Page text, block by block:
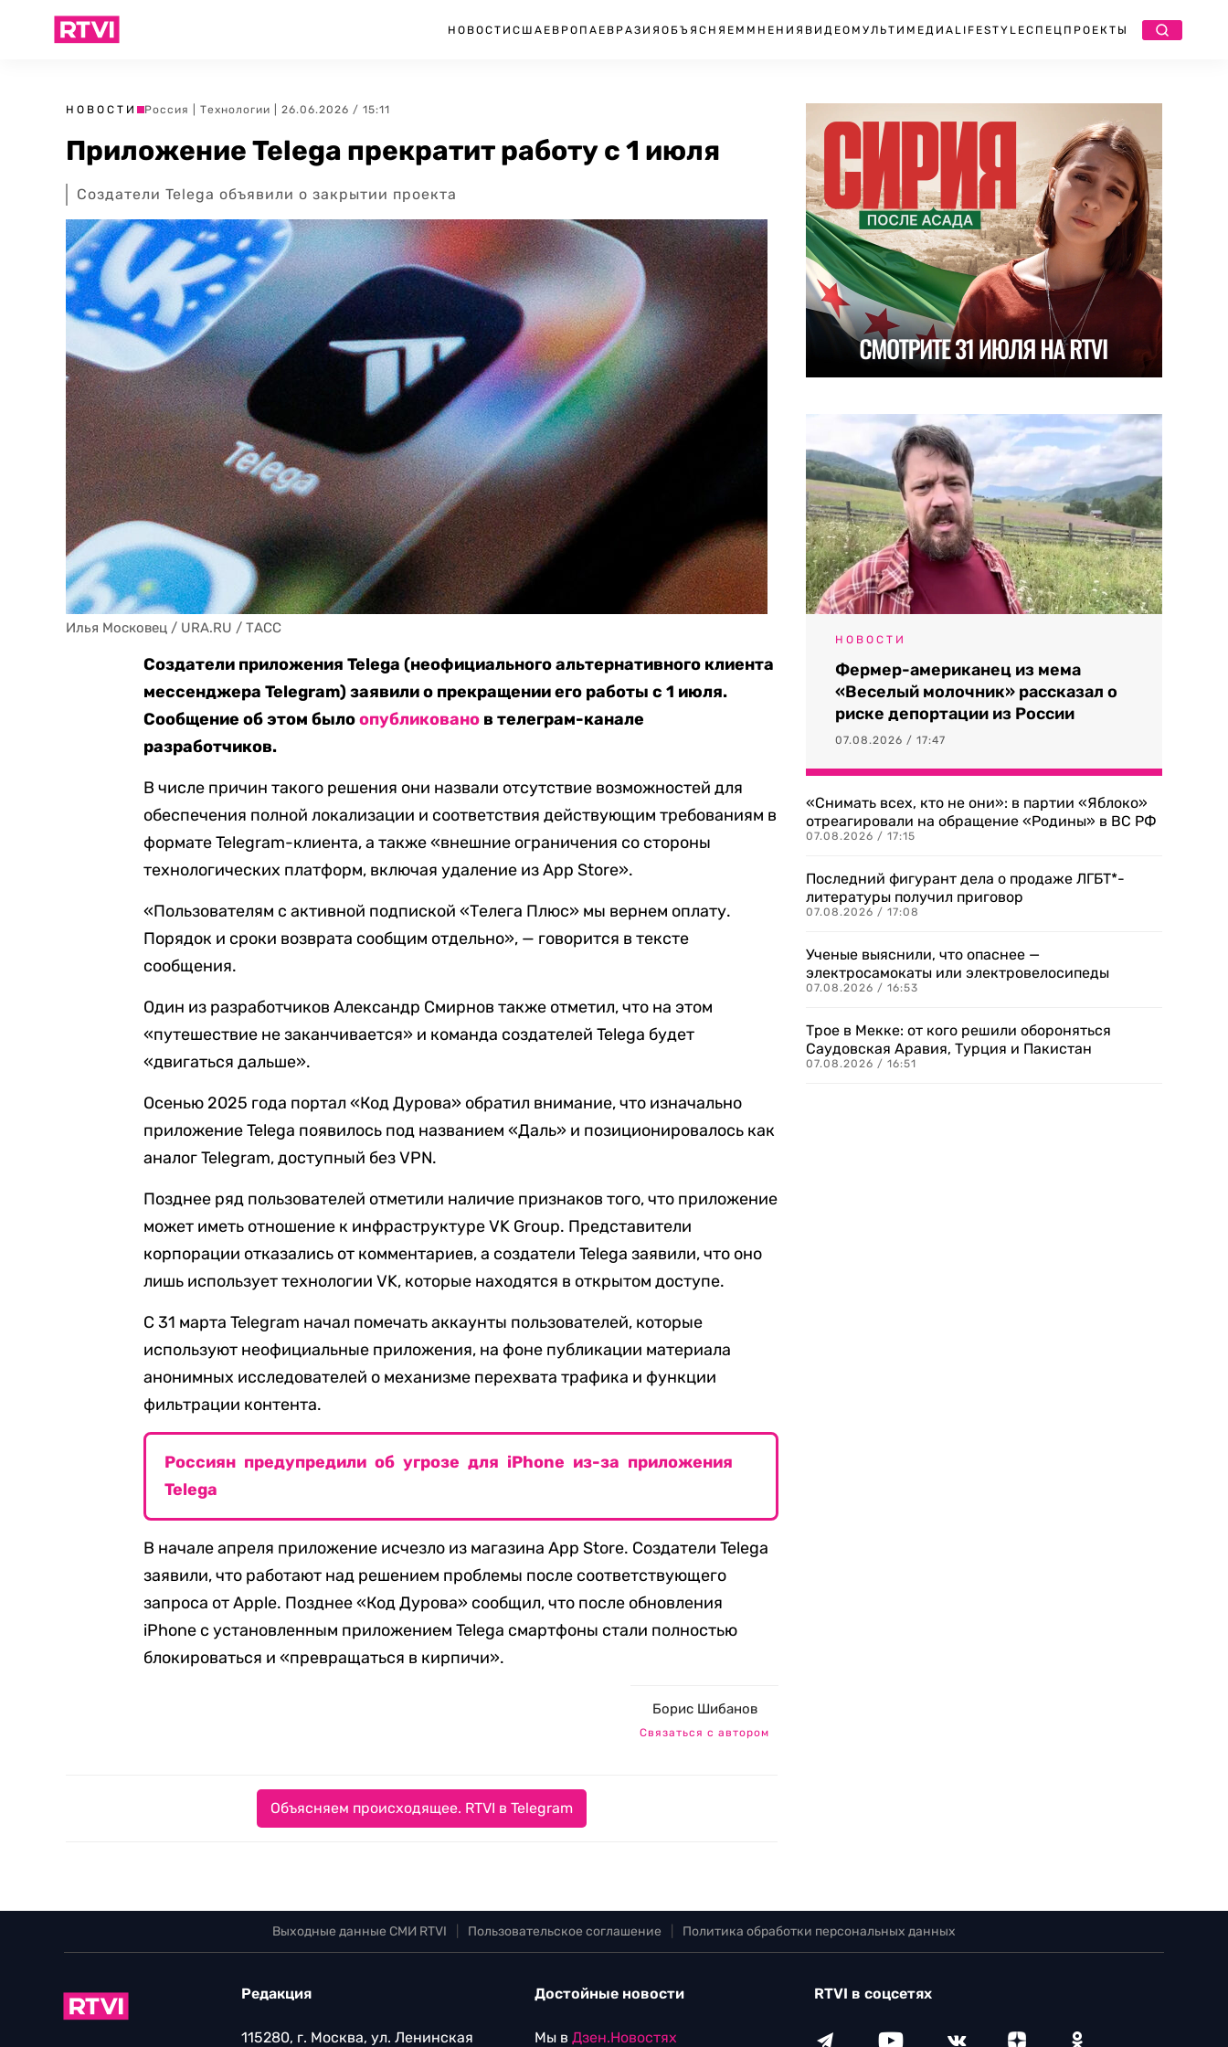
НОВОСТИ США ЕВРОПА ЕВРАЗИЯ ОБЪЯСНЯЕМ МНЕНИЯ ВИДЕО МУЛЬТИМЕДИА LIFESTYLEСПЕЦПРОЕКТЫ
НОВОСТИ Россия Технологии | 26.06.2026 / 15:11
Приложение Telega прекратит работу с 1 июля
Создатели Telega объявили о закрытии проекта
Илья Московец / URA.RU / ТАСС
Создатели приложенияTelega (неофициального альтернативного клиента
мессенджера Telegram) заявили о прекращении его работы с 1 июля.
Сообщение об этом былоопубликовано в телеграм-канале
разработчиков.
В числе причин такого решения они назвали отсутствие возможностей для
обеспечения полной локализации и соответствия действующим требованиям в
формате Telegram-клиента, а также «внешние ограничения со стороны
технологических платформ, включая удаление из App Store».
«Пользователям с активной подпиской «Телега Плюс» мы вернем оплату.
Порядок и сроки возврата сообщим отдельно», — говорится в тексте
сообщения.
Один из разработчиков Александр Смирнов также отметил, что на этом
«путешествие не заканчивается» и команда создателей Telega будет
«двигаться дальше».
Осенью 2025 года портал «Код Дурова» обратил внимание, что изначально
приложение Telega появилось под названием «Даль» и позиционировалось как
аналог Telegram, доступный без VPN.
Позднее ряд пользователей отметили наличие признаков того, что приложение
может иметь отношение к инфраструктуре VK Group. Представители
корпорации отказались от комментариев, а создатели Telega заявили, что оно
лишь использует технологии VK, которые находятся в открытом доступе.
С 31 марта Telegram начал помечать аккаунты пользователей, которые
используют неофициальные приложения, на фоне публикации материала
анонимных исследователей о механизме перехвата трафика и функции
фильтрации контента.
Россиян предупредили об угрозе для iPhone из-за приложения
Telega
В начале апреля приложение исчезло из магазина App Store. Создатели Telega
заявили, что работают над решением проблемы после соответствующего
запроса от Apple. Позднее «Код Дурова» сообщил, что после обновления
iPhone с установленным приложением Telega смартфоны стали полностью
блокироваться и «превращаться в кирпичи».
Борис Шибанов
Связаться с автором
Объясняем происходящее. RTVI в Telegram
НОВОСТИ
Фермер-американец из мема
«Веселый молочник» рассказал о
риске депортации из России
07.08.2026 / 17:47
«Снимать всех, кто не они»: в партии «Яблоко»
отреагировали на обращение «Родины» в ВС РФ
07.08.2026 / 17:15
Последний фигурант дела о продаже ЛГБТ*-
литературы получил приговор
07.08.2026 / 17:08
Ученые выяснили, что опаснее —
электросамокаты или электровелосипеды
07.08.2026 / 16:53
Трое в Мекке: от кого решили обороняться
Саудовская Аравия, Турция и Пакистан
07.08.2026 / 16:51
Выходные данные СМИ RTVI Пользовательское соглашение Политика обработки персональных данных
Редакция
115280, г. Москва, ул. Ленинская
Достойные новости
Мы в Дзен.Новостях
RTVI в соцсетях